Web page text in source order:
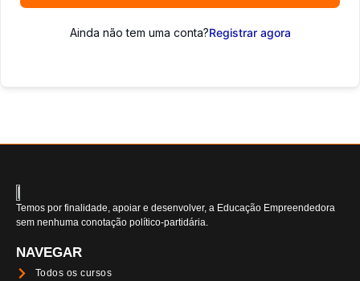
Ainda não tem uma conta?Registrar agora
Temos por finalidade, apoiar e desenvolver, a Educação Empreendedora
sem nenhuma conotação político-partidária.
NAVEGAR
Todos os cursos